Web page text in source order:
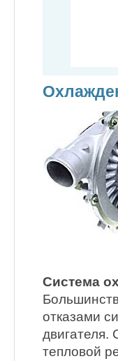
Система
отказами
тепловой